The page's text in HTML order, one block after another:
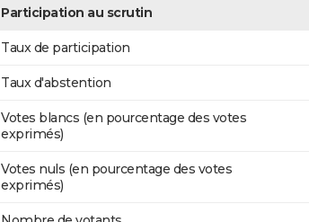
Participation au scrutin
Taux de participation
Taux d'abstention
Votes blancs (en pourcentage des votes
exprimés)
Votes nuls (en pourcentage des votes
exprimés)